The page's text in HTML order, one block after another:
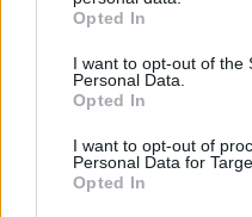
grant or deny consent to
use your data for below
consent section.
Opted In
I want to opt-out of the
Personal Data.
Opted In
I want to opt-out of
Personal Data for
Opted In
Tavaly követtem, mi
tudtam személyesen is
motorsportban részt
erő lakozik bennük. A
szerintem ezt látni is